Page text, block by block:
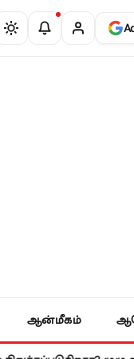
ஆன்மீகம்